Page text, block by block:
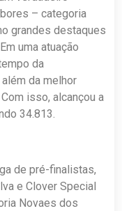
– categoria
grandes destaques
uma atuação
da
da melhor
isso, alcançou a
34.813.
de pré-finalistas,
e Clover Special
Novaes dos